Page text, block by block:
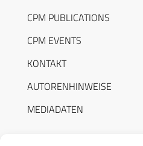
CPM PUBLICATIONS
CPM EVENTS
KONTAKT
AUTORENHINWEISE
MEDIADATEN